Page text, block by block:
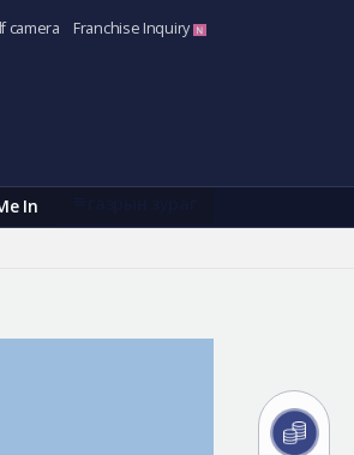
camera Franchise Inquiry
In